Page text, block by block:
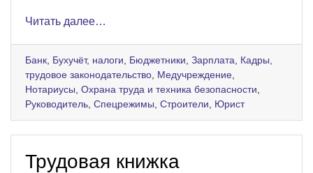
Читать далее…
Банк Бухучёт, налоги Бюджетники Зарплата
Кадры,
трудовое законодательство Медучреждение
Нотариусы Охрана труда и техника безопасности
Руководитель Спецрежимы Строители Юрист
Трудовая книжка